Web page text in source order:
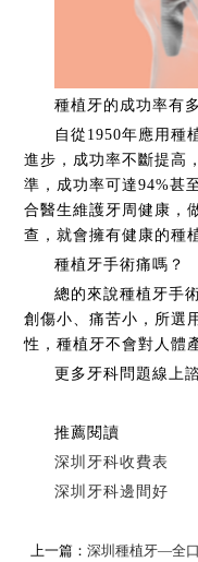
種植牙的成功率有
自從1950年應用種
進步，成功率不斷提高
準，成功率可達94%甚
合醫生維護牙周健康，
查，就會擁有健康的種
種植牙手術痛嗎？
總的來說種植牙手
創傷小、痛苦小，所選
性，種植牙不會對人體
更多牙科問題線上
推薦閱讀
深圳牙科收費表
深圳牙科邊間好
上一篇：深圳種植牙—全口無牙